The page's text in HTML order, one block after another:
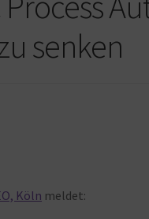
senken
Köln meldet: